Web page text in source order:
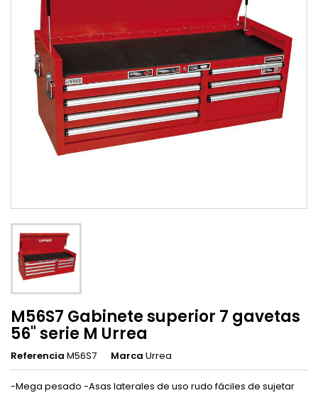
M56S7 Gabinete superior 7 gavetas
56" serie M Urrea
Referencia M56S7 Marca Urrea
-Mega pesado -Asas laterales de uso rudo fáciles de sujetar